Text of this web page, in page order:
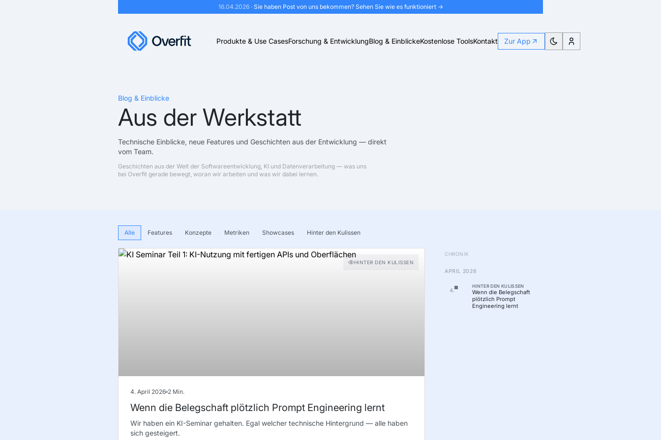
16.04.2026· Sie haben Post von uns bekommen? Sehen Sie wie es funktioniert →
Produkte & Use CasesForschung & EntwicklungBlog & EinblickeKostenlose ToolsKontakt Zur App
Blog & Einblicke
Aus der Werkstatt
Technische Einblicke, neue Features und Geschichten aus der Entwicklung — direkt
vom Team.
Geschichten aus der Welt der Softwareentwicklung, KI und Datenverarbeitung — was uns
bei Overfit gerade bewegt, woran wir arbeiten und was wir dabei lernen.
Alle Features Konzepte Metriken Showcases Hinter den Kulissen
HINTER DEN KULISSEN
4. April 2026 2 Min.
Wenn die Belegschaft plötzlich Prompt Engineering lernt
Wir haben ein KI-Seminar gehalten. Egal welcher technische Hintergrund — alle haben
sich gesteigert.
CHRONIK
APRIL 2026
4.
HINTER DEN KULISSEN
Wenn die Belegschaft
plötzlich Prompt
Engineering lernt